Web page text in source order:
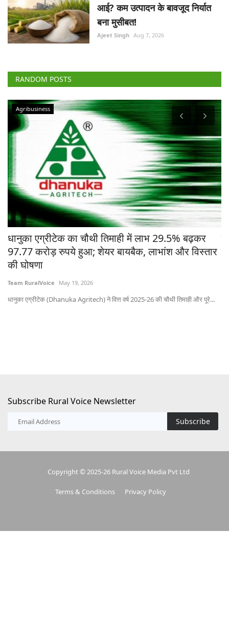
आई? कम उत्पादन के बावजूद निर्यात
बना मुसीबत!
Ajeet Singh Aug 7, 2026
RANDOM POSTS
Agribusiness
धानुका एग्रीटेक का चौथी तिमाही में लाभ 29.5% बढ़कर
97.77 करोड़ रुपये हुआ; शेयर बायबैक, लाभांश और विस्तार
की घोषणा
Team RuralVoice May 19, 2026
धानुका एग्रीटेक (Dhanuka Agritech) ने वित्त वर्ष 2025-26 की चौथी तिमाही और पूरे...
Subscribe Rural Voice Newsletter
Subscribe
Copyright © 2025-26 Rural Voice Media Pvt Ltd
Terms & Conditions Privacy Policy